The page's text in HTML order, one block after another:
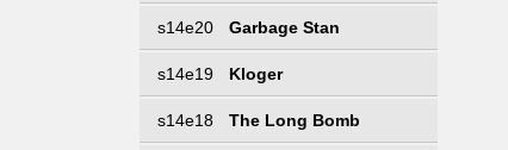
s14e20 Garbage Stan
s14e19 Kloger
s14e18 The Long Bomb